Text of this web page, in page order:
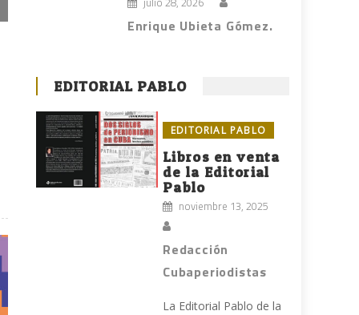
Enrique Ubieta Gómez.
EDITORIAL PABLO
EDITORIAL PABLO
Libros en venta
de la Editorial
Pablo
noviembre 13, 2025
Redacción
Cubaperiodistas
La Editorial Pablo de la